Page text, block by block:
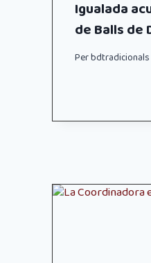
Igualada
de Balls de
Perbdtradicionals